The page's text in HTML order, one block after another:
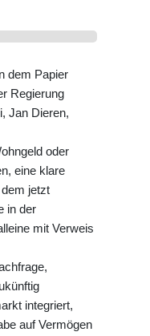
dem Papier
Regierung
Jan Dieren,
oder
eine klare
jetzt
in der
mit Verweis
integriert,
auf Vermögen